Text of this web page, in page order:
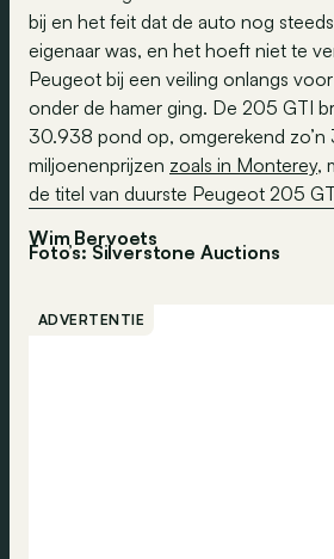
bij en het feit dat de auto nog
eigenaar was, en het hoeft niet te
Peugeot bij een veiling onlangs
onder de hamer ging. De 205 GTI
30.938 pond op, omgerekend
miljoenenprijzen zoals in Monterey,
de titel van duurste Peugeot 205
Wim Bervoets
Foto’s: Silverstone Auctions
ADVERTENTIE